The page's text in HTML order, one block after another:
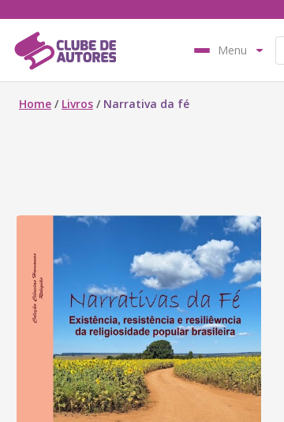
Menu
Home / Livros / Narrativa da fé